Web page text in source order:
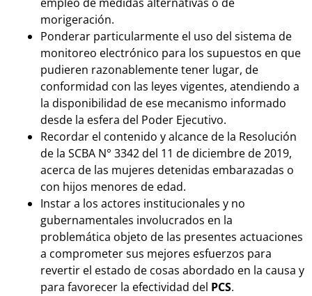
morigeración.
Ponderar particularmente el uso del sistema de
monitoreo electrónico para los supuestos en que
pudieren razonablemente tener lugar, de
conformidad con las leyes vigentes, atendiendo a
la disponibilidad de ese mecanismo informado
desde la esfera del Poder Ejecutivo.
Recordar el contenido y alcance de la Resolución
de la SCBA N° 3342 del 11 de diciembre de 2019,
acerca de las mujeres detenidas embarazadas o
con hijos menores de edad.
Instar a los actores institucionales y no
gubernamentales involucrados en la
problemática objeto de las presentes actuaciones
a comprometer sus mejores esfuerzos para
revertir el estado de cosas abordado en la causa y
para favorecer la efectividad del PCS.